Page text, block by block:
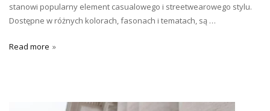
stanowi popularny element casualowego i streetwearowego stylu.
Dostępne w różnych kolorach, fasonach i tematach, są …
Read more